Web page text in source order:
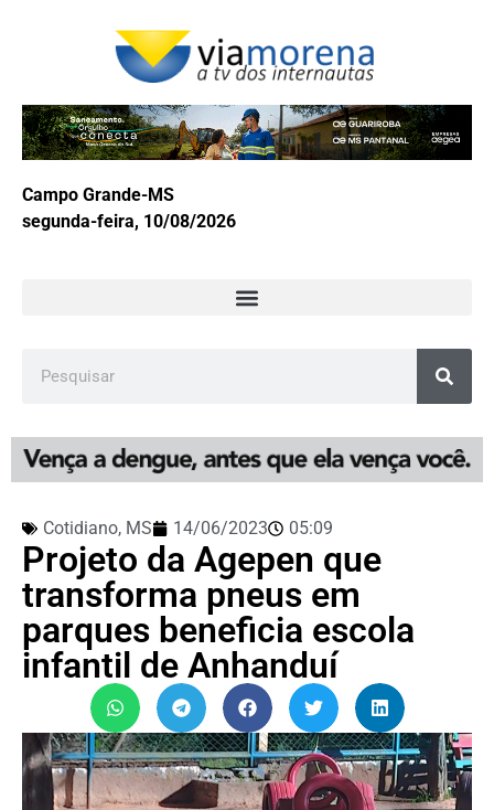
Campo Grande-MS
segunda-feira, 10/08/2026
Cotidiano, MS 14/06/2023 05:09
Projeto da Agepen que
transforma pneus em
parques beneficia escola
infantil de Anhanduí